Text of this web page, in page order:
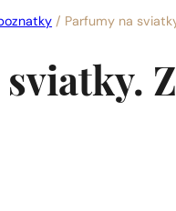
/ Parfumy na